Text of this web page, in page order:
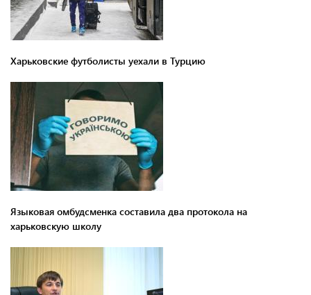
Харьковские футболисты уехали в Турцию
Языковая омбудсменка составила два протокола на
харьковскую школу